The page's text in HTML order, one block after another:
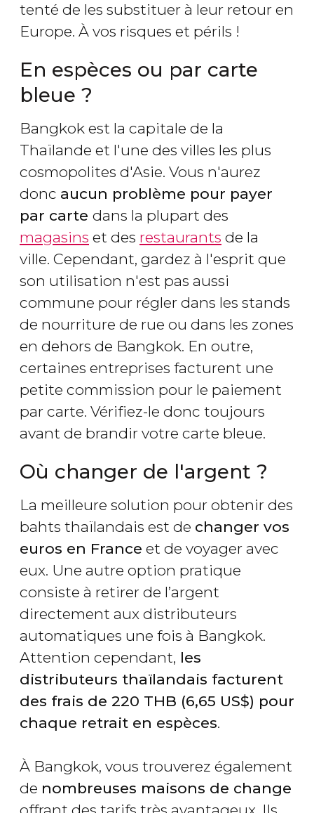
tenté de les substituer à leur retour en
Europe. À vos risques et périls !
En espèces ou par carte
bleue ?
Bangkok est la capitale de la
Thaïlande et l'une des villes les plus
cosmopolites d'Asie. Vous n'aurez
donc aucun problème pour payer
par carte dans la plupart des
magasins et des restaurants de la
ville. Cependant, gardez à l'esprit que
son utilisation n'est pas aussi
commune pour régler dans les stands
de nourriture de rue ou dans les zones
en dehors de Bangkok. En outre,
certaines entreprises facturent une
petite commission pour le paiement
par carte. Vérifiez-le donc toujours
avant de brandir votre carte bleue.
Où changer de l'argent ?
La meilleure solution pour obtenir des
bahts thaïlandais est de changer vos
euros en France et de voyager avec
eux. Une autre option pratique
consiste à retirer de l’argent
directement aux distributeurs
automatiques une fois à Bangkok.
Attention cependant, les
distributeurs thaïlandais facturent
des frais de 220 THB (6,65 US$) pour
chaque retrait en espèces.
À Bangkok, vous trouverez également
de nombreuses maisons de change